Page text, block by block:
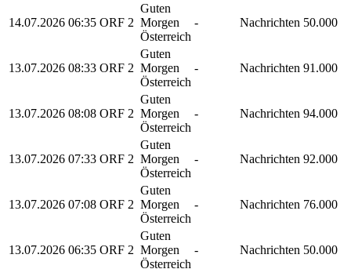
14.07.2026 06:35 ORF 2
Guten
Morgen
Österreich
- Nachrichten 50.000
13.07.2026 08:33 ORF 2
Guten
Morgen
Österreich
- Nachrichten 91.000
13.07.2026 08:08 ORF 2
Guten
Morgen
Österreich
- Nachrichten 94.000
13.07.2026 07:33 ORF 2
Guten
Morgen
Österreich
- Nachrichten 92.000
13.07.2026 07:08 ORF 2
Guten
Morgen
Österreich
- Nachrichten 76.000
13.07.2026 06:35 ORF 2
Guten
Morgen
Österreich
- Nachrichten 50.000